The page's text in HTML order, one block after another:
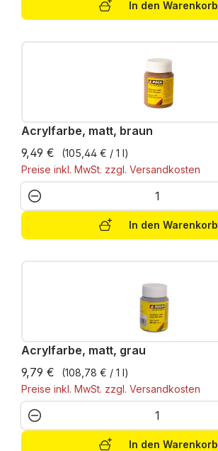
In den Warenkorb
Acrylfarbe, matt, braun
9,49 €
(105,44 € / 1 l)
Preise inkl. MwSt. zzgl. Versandkosten
Produkt Anzahl: Gib
In den Warenkorb
Acrylfarbe, matt, grau
9,79 €
(108,78 € / 1 l)
Preise inkl. MwSt. zzgl. Versandkosten
Produkt Anzahl: Gib
In den Warenkorb